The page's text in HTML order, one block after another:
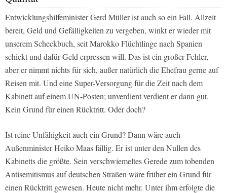
Entwicklungshilfeminister Gerd Müller ist auch so ein Fall. Allzeit
bereit, Geld und Gefälligkeiten zu vergeben, winkt er wieder mit
unserem Scheckbuch, seit Marokko Flüchtlinge nach Spanien
schickt und dafür Geld erpressen will. Das ist ein großer Fehler,
aber er nimmt nichts für sich, außer natürlich die Ehefrau gerne auf
Reisen mit. Und eine Super-Versorgung für die Zeit nach dem
Kabinett auf einem UN-Posten; unverdient verdient er dann gut.
Kein Grund für einen Rücktritt. Oder doch?
Ist reine Unfähigkeit auch ein Grund? Dann wäre auch
Außenminister Heiko Maas fällig. Er ist unter den Nullen des
Kabinetts die größte. Sein verschwiemeltes Gerede zum tobenden
Antisemitismus auf deutschen Straßen wäre früher ein Grund für
einen Rücktritt gewesen. Heute nicht mehr. Unter ihm erfolgte die